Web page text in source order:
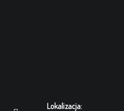
Lokalizacja: